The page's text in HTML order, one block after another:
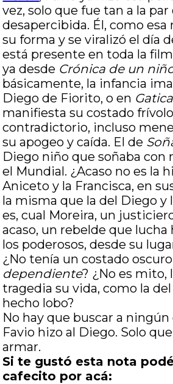
vez, solo que fue tan a la par
desapercibida. Él, como
su forma y se viralizó el día
está presente en toda la
ya desde Crónica de un
básicamente, la infancia
Diego de Fiorito, o en Gatica
manifiesta su costado
contradictorio, incluso
su apogeo y caída. El de
Diego niño que soñaba con
el Mundial. ¿Acaso no es la
Aniceto y la Francisca, en
la misma que la del Diego y
es, cual Moreira, un
acaso, un rebelde que lucha
los poderosos, desde su
¿No tenía un costado
dependiente? ¿No es mito,
tragedia su vida, como la
hecho lobo?
No hay que buscar a
Favio hizo al Diego. Solo
armar.
Si te gustó esta nota
cafecito por acá: